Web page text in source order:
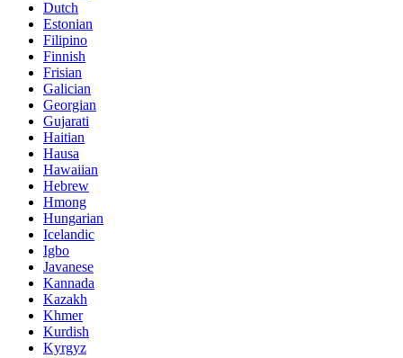
Dutch
Estonian
Filipino
Finnish
Frisian
Galician
Georgian
Gujarati
Haitian
Hausa
Hawaiian
Hebrew
Hmong
Hungarian
Icelandic
Igbo
Javanese
Kannada
Kazakh
Khmer
Kurdish
Kyrgyz